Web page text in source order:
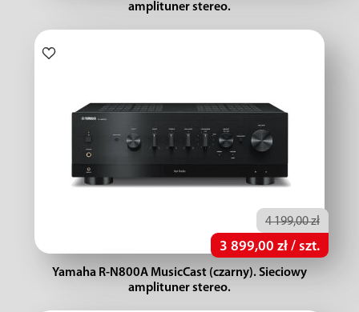
amplituner stereo.
4 199,00 zł
3 899,00 zł / szt.
Yamaha R-N800A MusicCast (czarny). Sieciowy
amplituner stereo.